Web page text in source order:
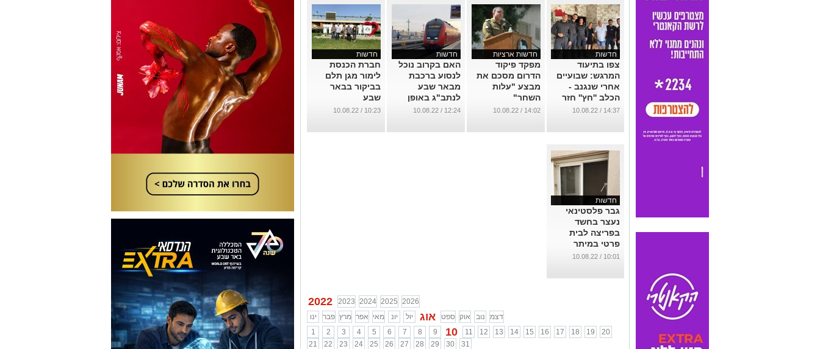
חדשות
צפו בתיעוד
המרגש: שבועיים
אחרי שנגנב -
הכלב ''חץ'' חזר
לחיק המשפחה
14:37 / 10.08.22
חדשות ארציות
מפקד פיקוד
הדרום מסכם את
מבצע "עלות
השחר"
...
14:02 / 10.08.22
חדשות
האם בקרוב נוכל
לנסוע ברכבת
מבאר שבע
לנתב"ג באופן
ישיר?
12:24 / 10.08.22
חדשות
חברת הכנסת
לימור מגן תלם
בביקור בבאר
שבע
...
10:23 / 10.08.22
חדשות
גבר פלסטינאי
נעצר בחשד
בפריצה לבית
פרטי במיתר
...
10:01 / 10.08.22
2022 2023 2024 2025 2026
ינו
פבר מרץ אפר מאי יונ יול אוג ספט אוק נוב
דצמ
1
2 3 4 5 6 7 8 9 10 11 12 13 14 15 16 17 18 19
20
21
22 23 24 25 26 27 28 29 30 31